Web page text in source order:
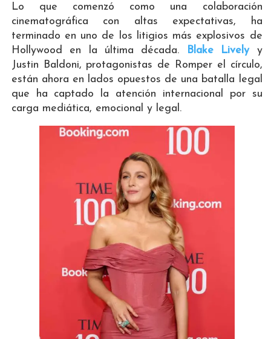
​​Lo que comenzó como una colaboración
cinematográfica con altas expectativas, ha
terminado en uno de los litigios más explosivos de
Hollywood en la última década.
Blake Livelyy
Justin Baldoni, protagonistas de Romper el círculo,
están ahora en lados opuestos de una batalla legal
que ha captado la atención internacional por su
carga mediática, emocional y legal.